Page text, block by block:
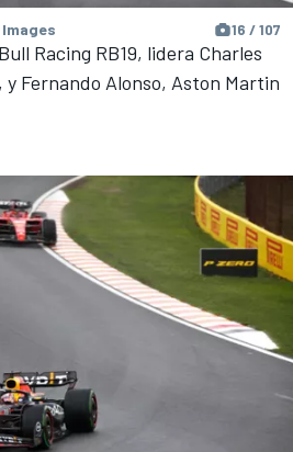
16 / 107
Racing RB19, lidera Charles
Fernando Alonso, Aston Martin